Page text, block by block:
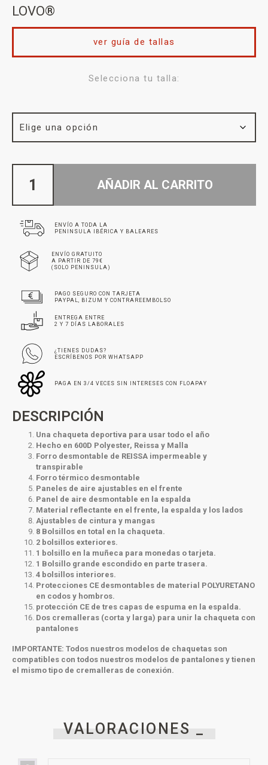
LOVO®
Selecciona tu talla:
ver guía de tallas
AÑADIR AL CARRITO
ENVÍO A TODA LA
PENINSULA IBÉRICA Y BALEARES
ENVÍO GRATUITO
A PARTIR DE 79€
(SOLO PENINSULA)
PAGO SEGURO CON TARJETA
PAYPAL, BIZUM Y CONTRAREEMBOLSO
ENTREGA ENTRE
2 Y 7 DÍAS LABORALES
¿TIENES DUDAS?
ESCRÍBENOS POR WHATSAPP
PAGA EN 3/4 VECES SIN INTERESES CON FLOAPAY
DESCRIPCIÓN
Una chaqueta deportiva para usar todo el año
Hecho en 600D Polyester, Reissa y Malla
Forro desmontable de REISSA impermeable y
transpirable
Forro térmico desmontable
Paneles de aire ajustables en el frente
Panel de aire desmontable en la espalda
Material reflectante en el frente, la espalda y los lados
Ajustables de cintura y mangas
8 Bolsillos en total en la chaqueta.
2 bolsillos exteriores.
1 bolsillo en la muñeca para monedas o tarjeta.
1 Bolsillo grande escondido en parte trasera.
4 bolsillos interiores.
Protecciones CE desmontables de material POLYURETANO
en codos y hombros.
protección CE de tres capas de espuma en la espalda.
Dos cremalleras (corta y larga) para unir la chaqueta con
pantalones
IMPORTANTE: Todos nuestros modelos de chaquetas son
compatibles con todos nuestros modelos de pantalones y tienen
el mismo tipo de cremalleras de conexión.
VALORACIONES _